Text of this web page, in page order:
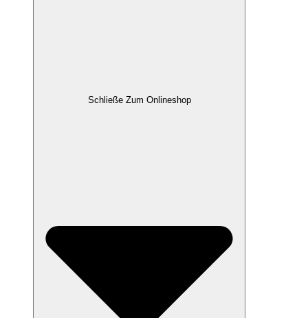
Schließe Zum Onlineshop